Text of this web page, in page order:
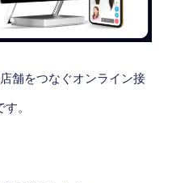
舗をつなぐオンライン接
。